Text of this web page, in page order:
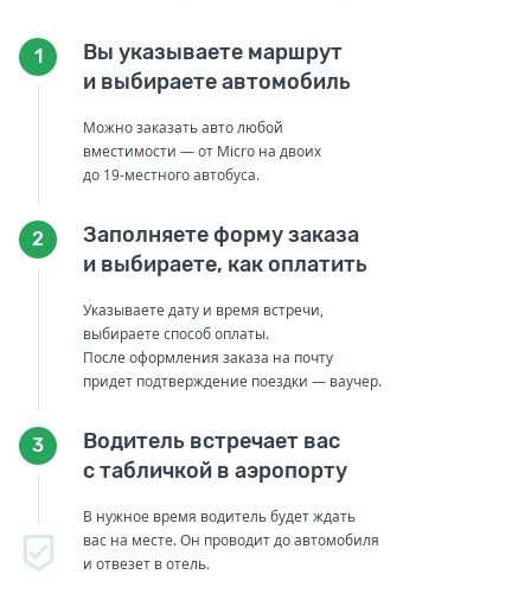
1
Вы указываете маршрут
и выбираете автомобиль
Можно заказать авто любой
вместимости — от Micro на двоих
до 19-местного автобуса.
2
Заполняете форму заказа
и выбираете, как оплатить
Указываете дату и время встречи,
выбираете способ оплаты.
После оформления заказа на почту
придет подтверждение поездки — ваучер.
3
Водитель встречает вас
с табличкой в аэропорту
В нужное время водитель будет ждать
вас на месте. Он проводит до автомобиля
и отвезет в отель.